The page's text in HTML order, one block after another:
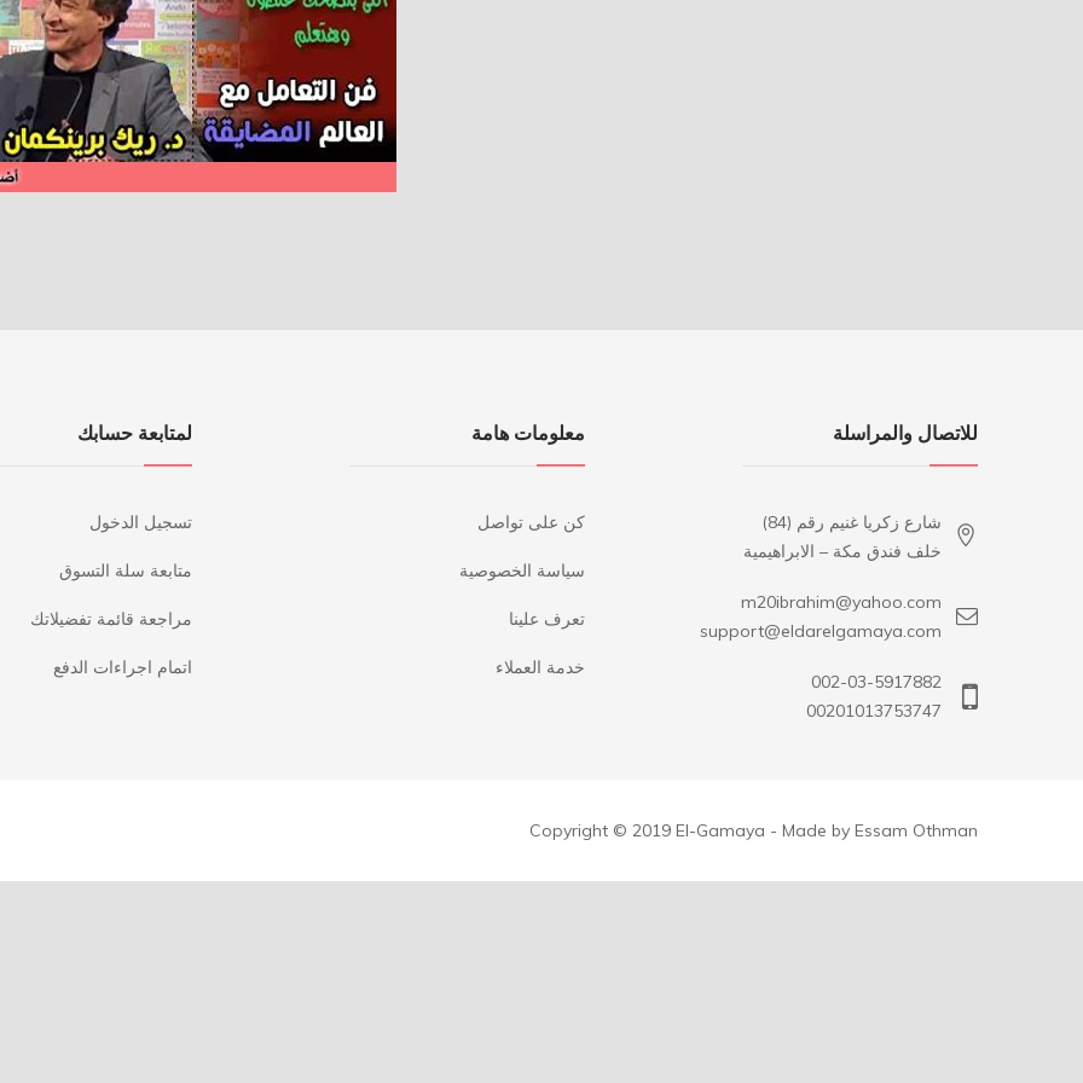
للاتصال والمراسلة
شارع زكريا غنيم رقم (84)
خلف فندق مكة – الابراهيمية
m20ibrahim@yahoo.com
support@eldarelgamaya.com
002-03-5917882
00201013753747
معلومات هامة
كن على تواصل
سياسة الخصوصية
تعرف علينا
خدمة العملاء
لمتابعة حسابك
تسجيل الدخول
متابعة سلة التسوق
مراجعة قائمة تفضيلاتك
اتمام اجراءات الدفع
Copyright © 2019 El-Gamaya - Made by Essam Othman